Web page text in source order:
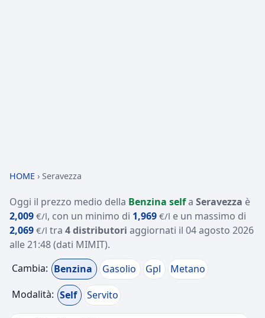
HOME › Seravezza
Oggi il prezzo medio della Benzina selfa Seravezza è
2,009 €/l, con un minimo di 1,969 €/l e un massimo di
2,069 €/l tra 4 distributori aggiornati il 04 agosto 2026
alle 21:48(dati MIMIT).
Cambia: Benzina Gasolio Gpl
Metano
Modalità: Self Servito